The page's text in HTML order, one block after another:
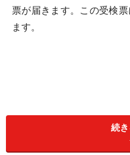
票が届きます。この受検
ます。
続